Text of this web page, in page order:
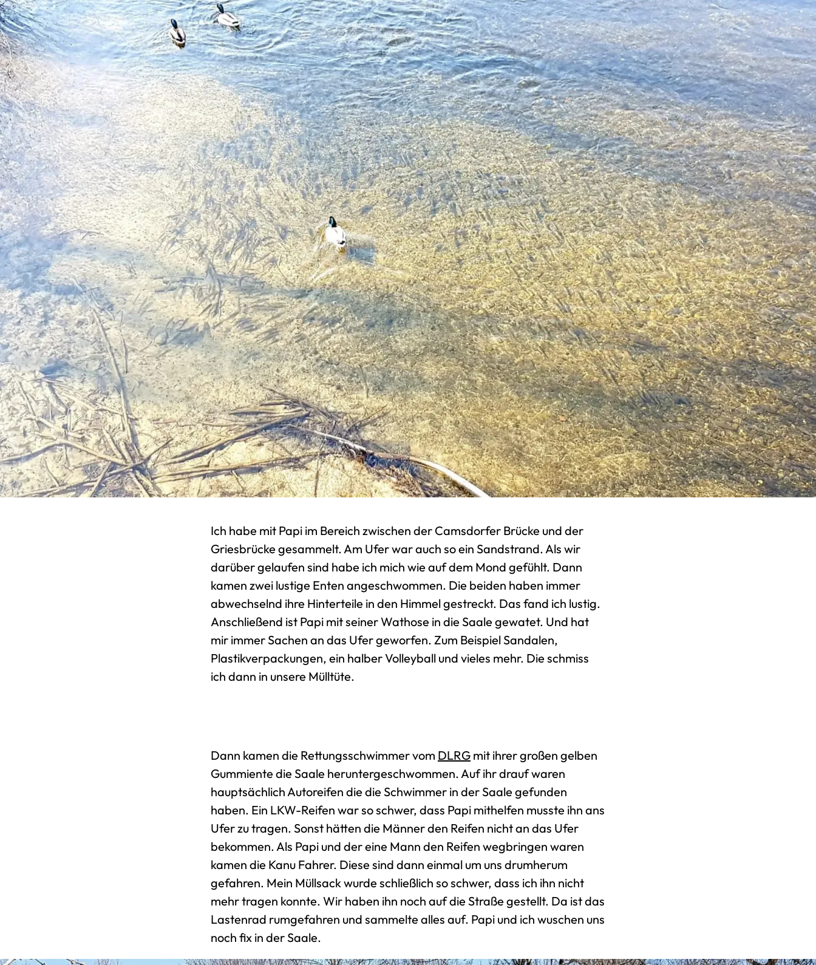
Ich habe mit Papi im Bereich zwischen der Camsdorfer Brücke und der
Griesbrücke gesammelt. Am Ufer war auch so ein Sandstrand. Als wir
darüber gelaufen sind habe ich mich wie auf dem Mond gefühlt. Dann
kamen zwei lustige Enten angeschwommen. Die beiden haben immer
abwechselnd ihre Hinterteile in den Himmel gestreckt. Das fand ich lustig.
Anschließend ist Papi mit seiner Wathose in die Saale gewatet. Und hat
mir immer Sachen an das Ufer geworfen. Zum Beispiel Sandalen,
Plastikverpackungen, ein halber Volleyball und vieles mehr. Die schmiss
ich dann in unsere Mülltüte.
Dann kamen die Rettungsschwimmer vom DLRG mit ihrer großen gelben
Gummiente die Saale heruntergeschwommen. Auf ihr drauf waren
hauptsächlich Autoreifen die die Schwimmer in der Saale gefunden
haben. Ein LKW-Reifen war so schwer, dass Papi mithelfen musste ihn ans
Ufer zu tragen. Sonst hätten die Männer den Reifen nicht an das Ufer
bekommen. Als Papi und der eine Mann den Reifen wegbringen waren
kamen die Kanu Fahrer. Diese sind dann einmal um uns drumherum
gefahren. Mein Müllsack wurde schließlich so schwer, dass ich ihn nicht
mehr tragen konnte. Wir haben ihn noch auf die Straße gestellt. Da ist das
Lastenrad rumgefahren und sammelte alles auf. Papi und ich wuschen uns
noch fix in der Saale.